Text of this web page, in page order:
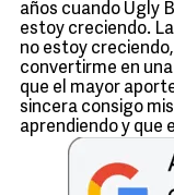
años cuando Ugly
estoy creciendo.
no estoy
convertirme en
que el mayor
sincera consigo
aprendiendo y que